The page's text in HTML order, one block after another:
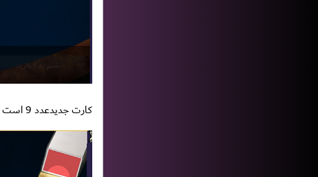
کارت جدیدعدد 9 است و جمع اعداد 21 میشود . در این مرحله نیازی به گرفتن کارت نیست و باید کلید ایست را فشار دهیم.